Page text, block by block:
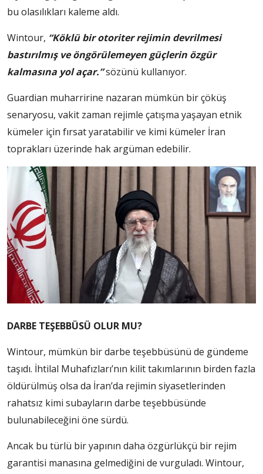
bu olasılıkları kaleme aldı.
Wintour, “Köklü bir otoriter rejimin devrilmesi
bastırılmış ve öngörülemeyen güçlerin özgür
kalmasına yol açar.”sözünü kullanıyor.
Guardian muharririne nazaran mümkün bir çöküş
senaryosu, vakit zaman rejimle çatışma yaşayan etnik
kümeler için fırsat yaratabilir ve kimi kümeler İran
toprakları üzerinde hak argüman edebilir.
DARBE TEŞEBBÜSÜ OLUR MU?
Wintour, mümkün bir darbe teşebbüsünü de gündeme
taşıdı. İhtilal Muhafızları’nın kilit takımlarının birden fazla
öldürülmüş olsa da İran’da rejimin siyasetlerinden
rahatsız kimi subayların darbe teşebbüsünde
bulunabileceğini öne sürdü.
Ancak bu türlü bir yapının daha özgürlükçü bir rejim
garantisi manasına gelmediğini de vurguladı. Wintour,